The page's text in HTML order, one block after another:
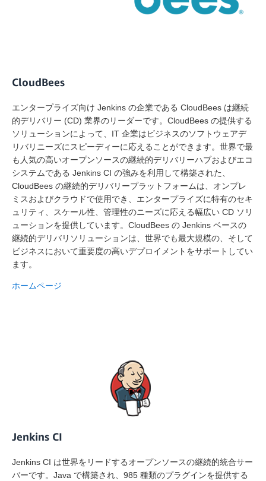
CloudBees
エンタープライズ向け Jenkins の企業である CloudBees は継続
的デリバリー (CD) 業界のリーダーです。CloudBees の提供する
ソリューションによって、IT 企業はビジネスのソフトウェアデ
リバリニーズにスピーディーに応えることができます。世界で最
も人気の高いオープンソースの継続的デリバリーハブおよびエコ
システムである Jenkins CI の強みを利用して構築された、
CloudBees の継続的デリバリープラットフォームは、オンプレ
ミスおよびクラウドで使用でき、エンタープライズに特有のセキ
ュリティ、スケール性、管理性のニーズに応える幅広い CD ソリ
ューションを提供しています。CloudBees の Jenkins ベースの
継続的デリバリソリューションは、世界でも最大規模の、そして
ビジネスにおいて重要度の高いデプロイメントをサポートしてい
ます。
ホームページ
Jenkins CI
Jenkins CI は世界をリードするオープンソースの継続的統合サー
バーです。Java で構築され、985 種類のプラグインを提供する